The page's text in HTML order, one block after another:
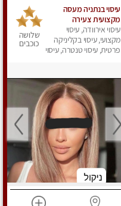
עיסוי בנתניה מעסה
מקצועית צעירה
ואיכותית פרטי!!!מומלץ
לחלוטין!!!!
עיסוי אירוודה, עיסוי
מקצועי, עיסוי בקליניקה
פרטית, עיסוי טנטרה, עיסוי
שלושה
כוכבים